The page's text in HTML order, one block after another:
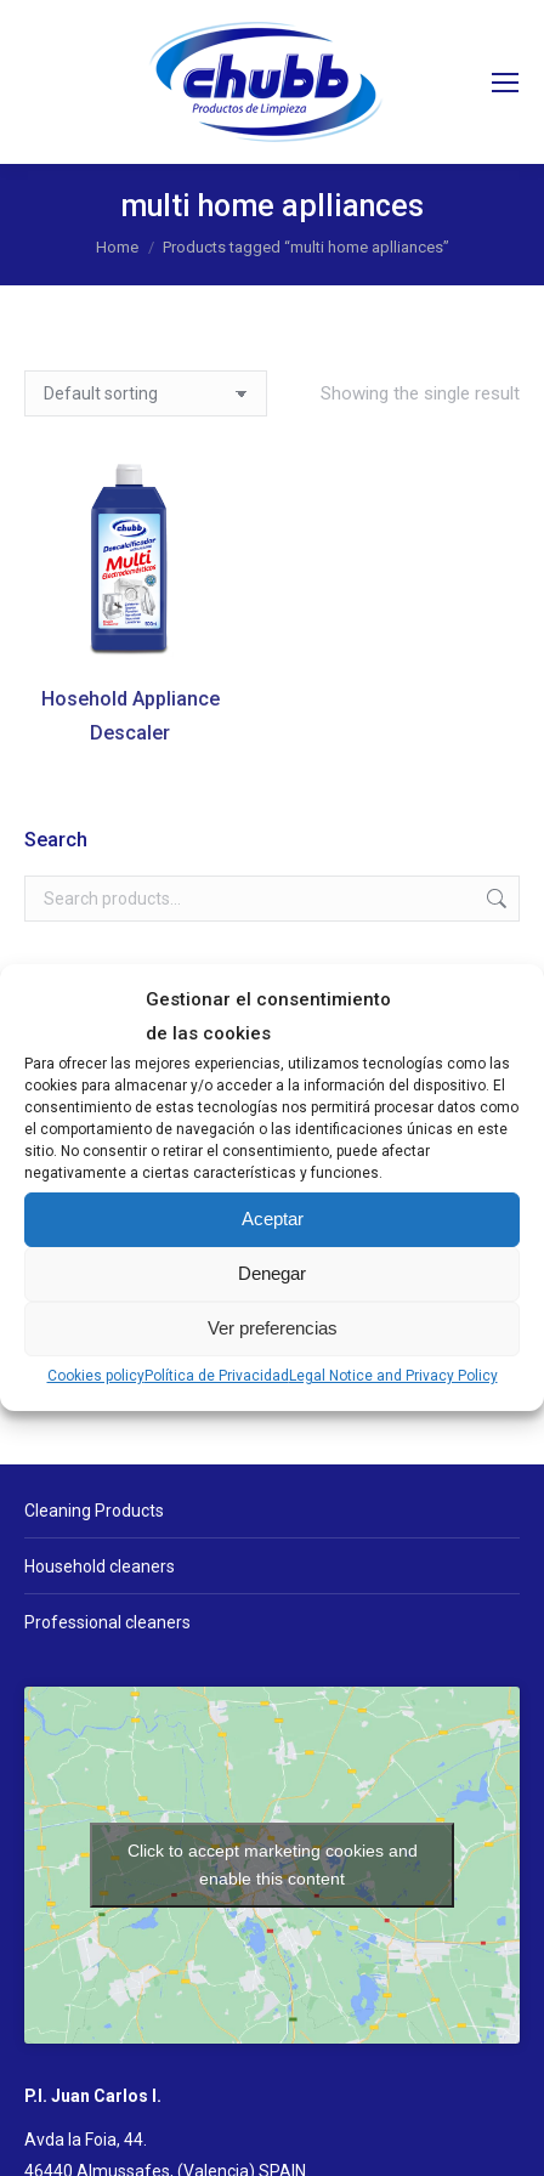
Gestionar el consentimiento
de las cookies
Para ofrecer las mejores experiencias, utilizamos tecnologías como las
cookies para almacenar y/o acceder a la información del dispositivo. El
consentimiento de estas tecnologías nos permitirá procesar datos como
el comportamiento de navegación o las identificaciones únicas en este
sitio. No consentir o retirar el consentimiento, puede afectar
negativamente a ciertas características y funciones.
Aceptar
Denegar
Ver preferencias
Cookies policyPolítica de PrivacidadLegal Notice and Privacy Policy
multi home aplliances
You are here:
Home Products tagged “multi home aplliances”
Showing the single result
Hosehold Appliance
Descaler
Search
Product Categories
Descalers & Limescale Removers
Disinfectants
Floor Cleaners
Household Cleaners
Professional Cleaners
Cleaning Products
Household cleaners
Professional cleaners
Click to accept marketing cookies and
enable this content
P.I. Juan Carlos I.
Avda la Foia, 44.
46440 Almussafes, (Valencia) SPAIN